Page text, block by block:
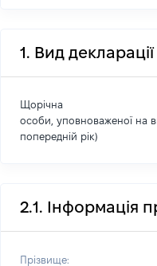
1. Вид
Щорічна
особи, уповноваженої на
попередній рік)
2.1. Інформація
Прізвище: